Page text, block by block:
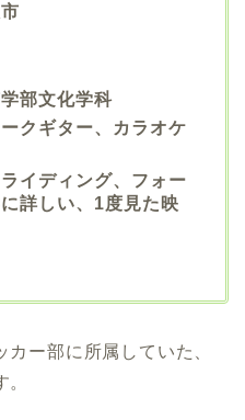
部文化学科
クギター、カラオケ
イディング、フォー
詳しい、1度見た映
ー部に所属していた、